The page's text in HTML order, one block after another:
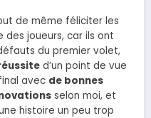
de même féliciter les
des joueurs, car ils ont
du premier volet,
d’un point de vue
avec de bonnes
selon moi, et
histoire un peu trop